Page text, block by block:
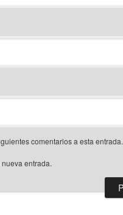
comentarios a esta entrada.
entrada.